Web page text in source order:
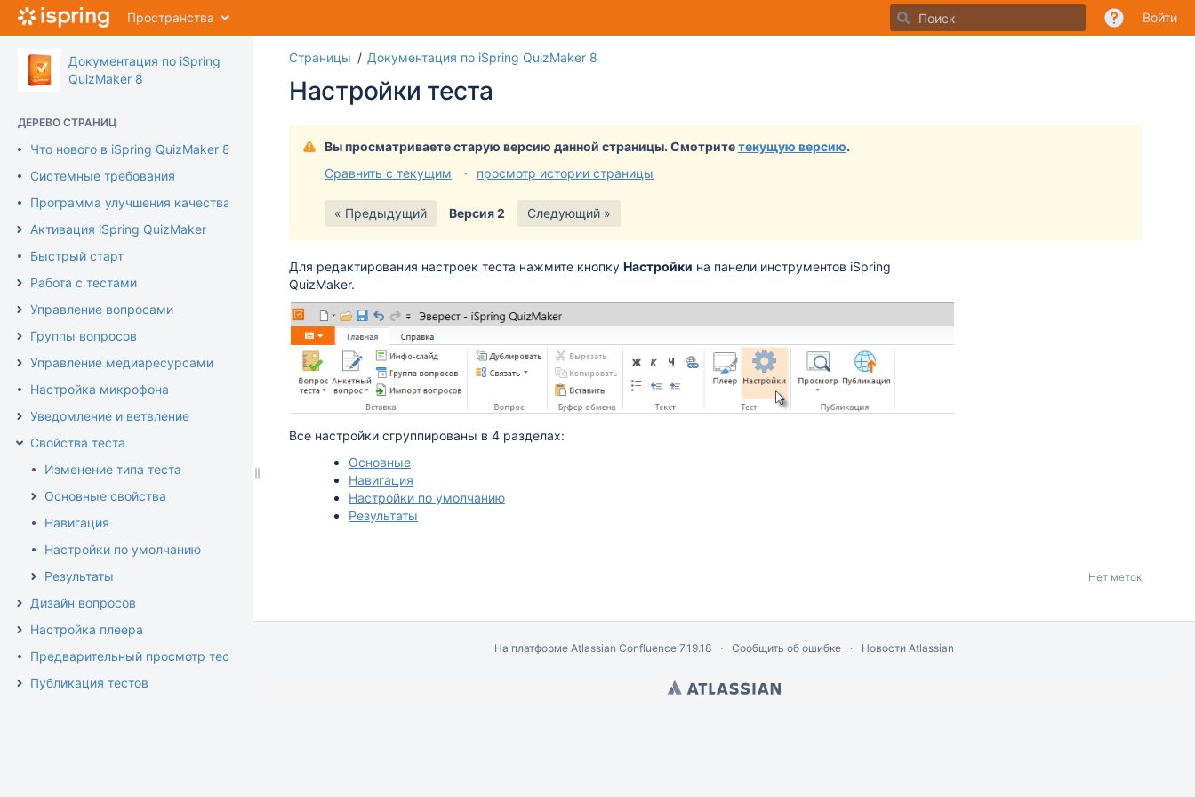
Перейти
содержимому
assistive.skiplink.to.breadcrumbs
assistive.skiplink.to.quick.search
Пространства Войти
Документация по iSpring
QuizMaker 8
ДЕРЕВО СТРАНИЦ
Что нового в iSpring QuizMaker 8
Системные требования
Программа улучшения качества продукта
Активация iSpring QuizMaker
Быстрый старт
Работа с тестами
Управление вопросами
Группы вопросов
Управление медиаресурсами
Настройка микрофона
Уведомление и ветвление
Свойства теста
Изменение типа теста
Основные свойства
Навигация
Настройки по умолчанию
Результаты
Дизайн вопросов
Настройка плеера
Предварительный просмотр теста
Публикация тестов
Страницы Документация по iSpring QuizMaker 8
Настройки теста
Вы просматриваете старую версию данной страницы. Смотритетекущую версию.
Сравнить с текущим
просмотр истории страницы
« Предыдущий Версия 2 Следующий »
Для редактирования настроек теста нажмите кнопку Настройки на панели инструментов iSpring
QuizMaker.
Все настройки сгруппированы в 4 разделах:
Основные
Навигация
Настройки по умолчанию
Результаты
Нет меток
На платформе Atlassian Confluence 7.19.18 Сообщить об ошибке Новости Atlassian